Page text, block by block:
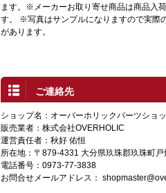
ます。※メーカーお取り寄せ商品は商品入
す。 ※写真はサンプルになりますので実際
があります。
ご連絡先
ショップ名：オーバーホリックパーツショ
販売業者：株式会社OVERHOLIC
運営責任者：秋好 佑恒
所在地：〒879-4331 大分県玖珠郡玖珠町戸
電話番号：0973-77-3838
お問合せメールアドレス：